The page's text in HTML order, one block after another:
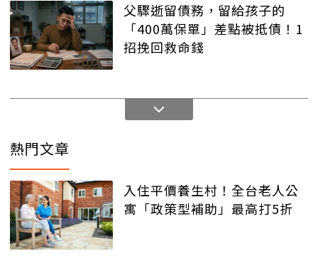
父驟逝留債務，留給孩子的
「400萬保單」差點被抵債！1
招挽回救命錢
熱門文章
入住平價養生村！全台老人公
寓「政策型補助」最高打5折